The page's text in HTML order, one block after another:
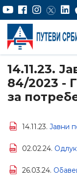
14.11.23.
84/2023 -
за
14.11.23. Јавни
02.02.24.
26.03.24.